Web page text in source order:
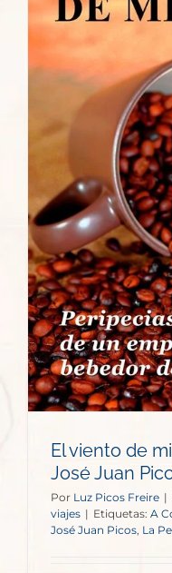
El viento de
José Juan
Por Luz Picos Freire |
viajes | Etiquetas: A
José Juan Picos La